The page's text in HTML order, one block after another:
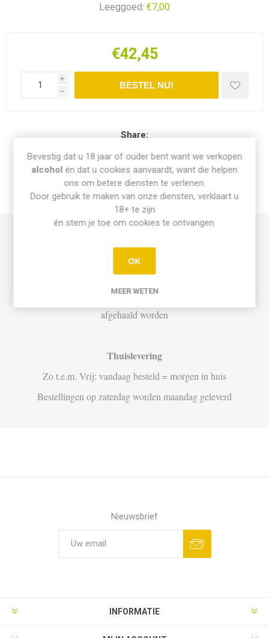
Leeggoed: €7,00
€42,45
i
h
Share:
INFO PICK-UP & LEVERING
Afhalen
Di t.e.m. Za: Vandaag besteld vóór 15u = vandaag af te halen
afgehaald worden
Thuislevering
Zo t.e.m. Vrij: vandaag besteld = morgen in huis
Bestellingen op zaterdag worden maandag geleverd
Nieuwsbrief
INFORMATIE
Bevestig dat u 18 jaar of ouder bent want we verkopen
alcohol én dat u cookies aanvaardt, want die helpen
ons om betere diensten te verlenen.
Door gebruik te maken van onze diensten, verklaart u
18+ te zijn
én stem je toe om cookies te ontvangen.
OK
MEER WETEN